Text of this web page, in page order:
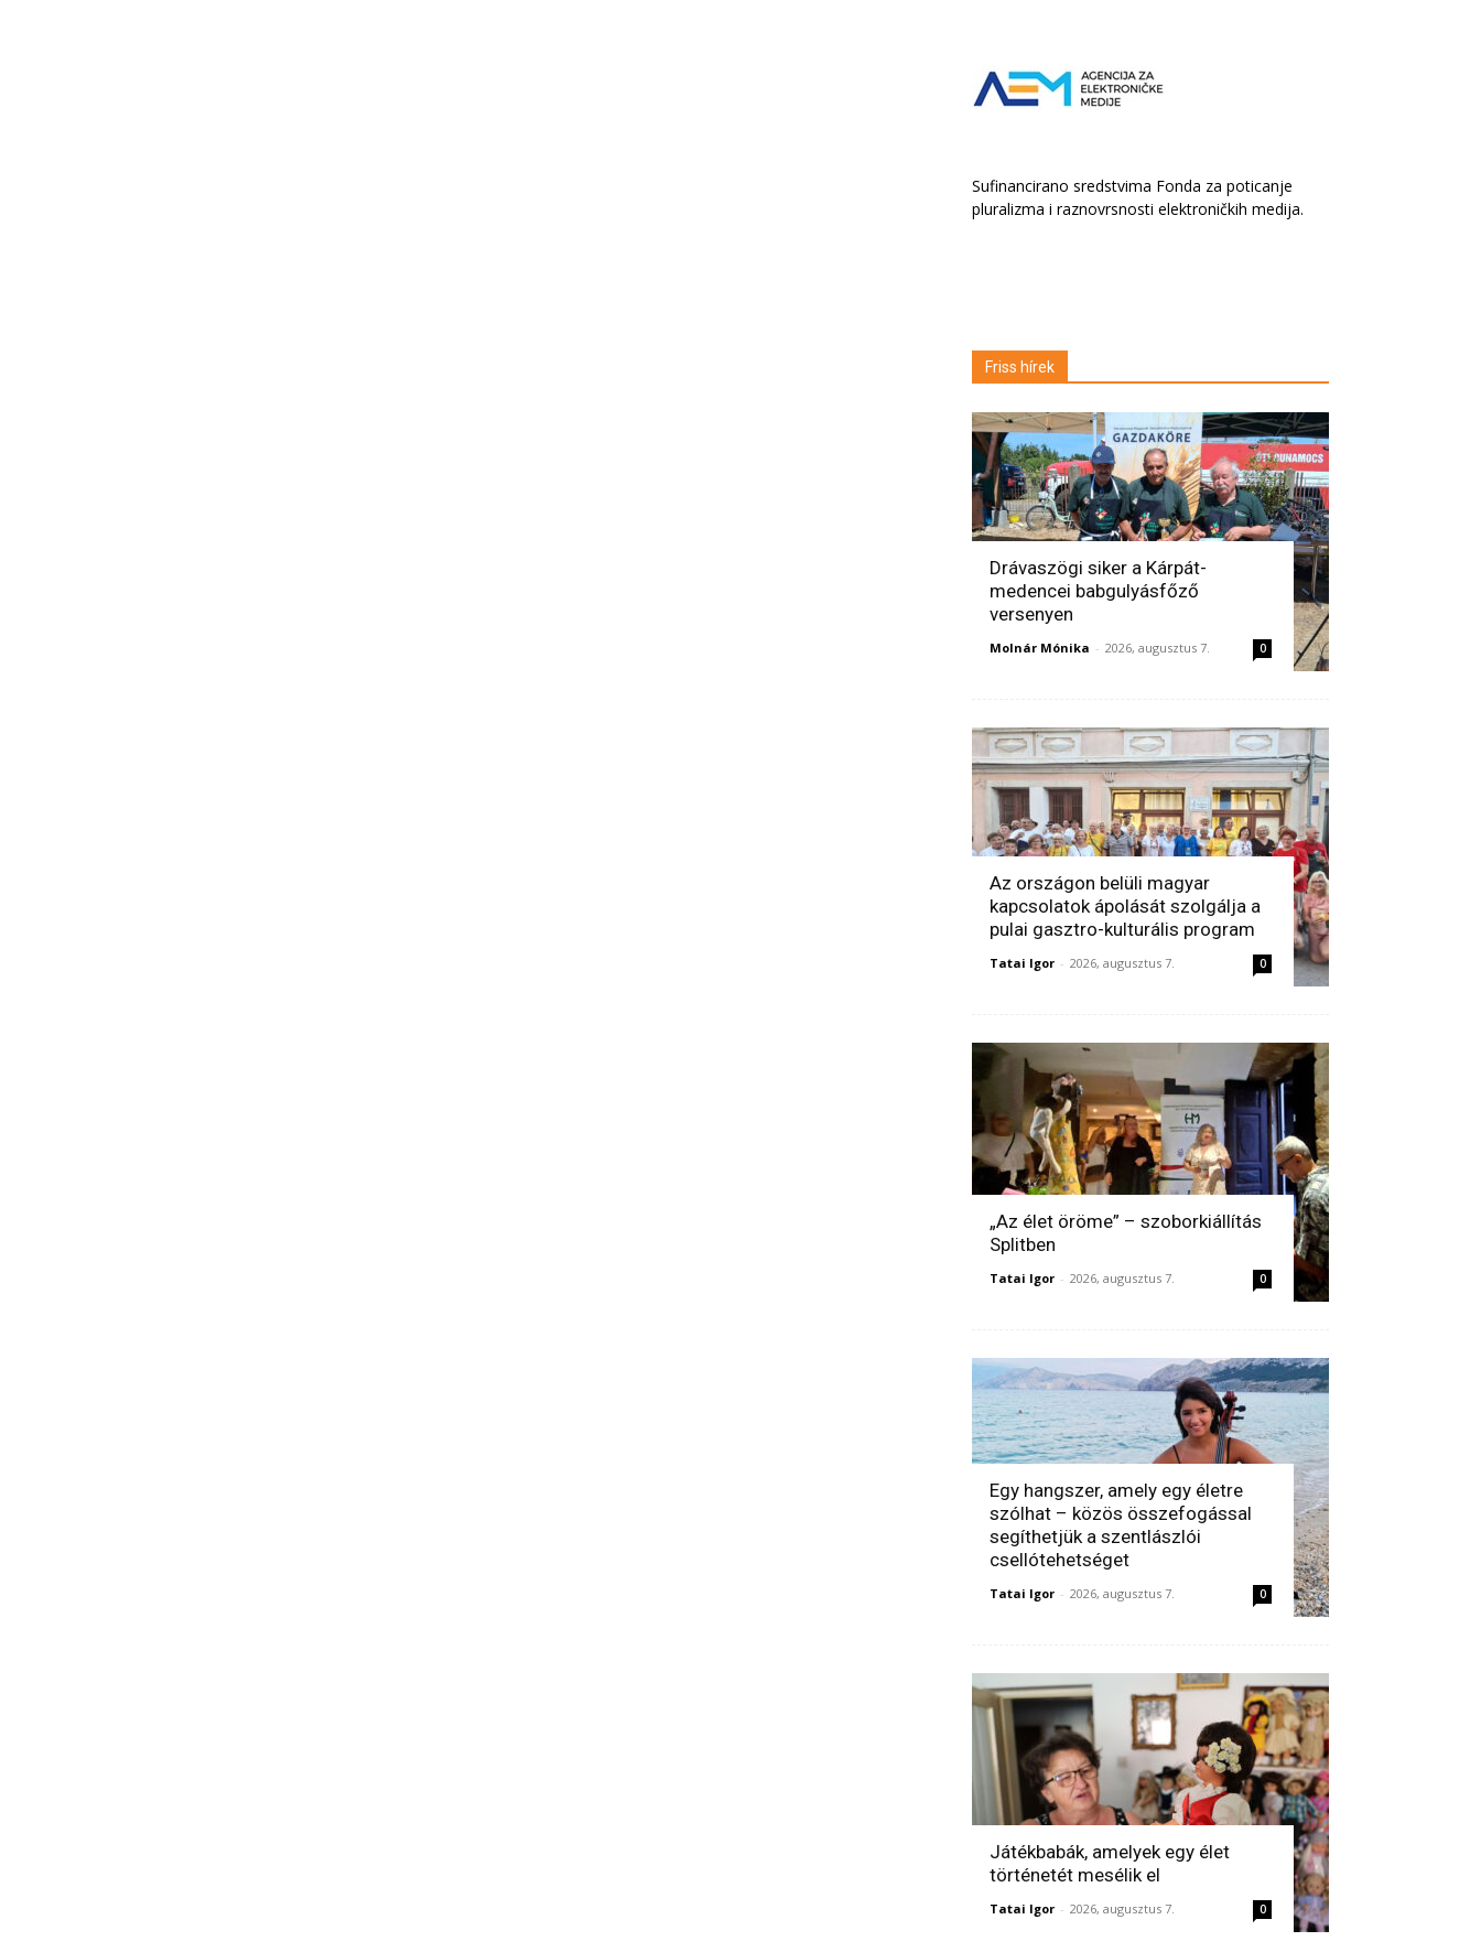
Sufinancirano sredstvima Fonda za poticanje
pluralizma i raznovrsnosti elektroničkih medija.
Friss hírek
Drávaszögi siker a Kárpát-
medencei babgulyásfőző
versenyen
Molnár Mónika - 2026, augusztus 7. 0
Az országon belüli magyar
kapcsolatok ápolását szolgálja a
pulai gasztro-kulturális program
Tatai Igor - 2026, augusztus 7. 0
„Az élet öröme” – szoborkiállítás
Splitben
Tatai Igor - 2026, augusztus 7. 0
Egy hangszer, amely egy életre
szólhat – közös összefogással
segíthetjük a szentlászlói
csellótehetséget
Tatai Igor - 2026, augusztus 7. 0
Játékbabák, amelyek egy élet
történetét mesélik el
Tatai Igor - 2026, augusztus 7. 0